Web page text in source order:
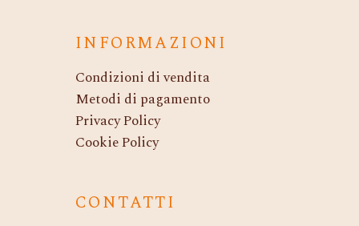
INFORMAZIONI
Condizioni di vendita
Metodi di pagamento
Privacy Policy
Cookie Policy
CONTATTI